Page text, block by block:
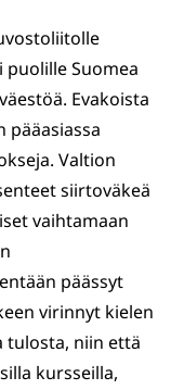
Suomea
Evakoista
pääasiassa
Valtion
siirtoväkeä
vaihtamaan
päässyt
virinnyt kielen
tulosta, niin että
kursseilla,